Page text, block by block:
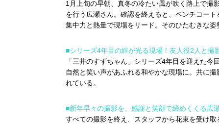
1月上旬の早朝、真冬の冷たい風が吹く路上で撮
を行う広瀬さん。確認を終えると、ベンチコー
集中力と熱量で現場をリード。そのひたむきな姿
■シリーズ4年目の絆が光る現場！友人役2人と撮
「三井のすずちゃん」シリーズ4年目を迎えた
自然と笑い声があふれる和やかな現場に。共に
れている。
■新年早々の撮影を、感謝と笑顔で締めくくる広
すべての撮影を終え、スタッフから花束を受け